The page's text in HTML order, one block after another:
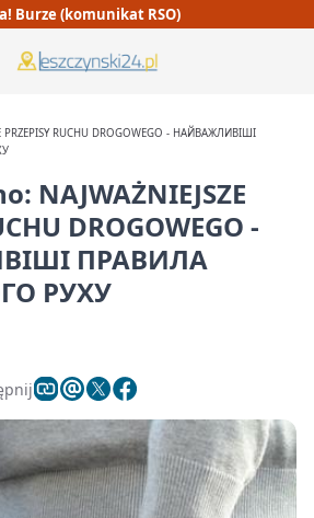
Burze (komunikat RSO)
PRZEPISY RUCHU DROGOWEGO - НАЙВАЖЛИВІШІ
NAJWAŻNIEJSZE
DROGOWEGO -
ПРАВИЛА
РУХУ